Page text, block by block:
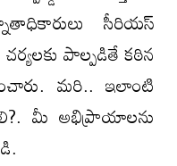
సీరియస్
పాల్పడితే కఠిన
మరి.. ఇలాంటి
మీ అభిప్రాయాలను